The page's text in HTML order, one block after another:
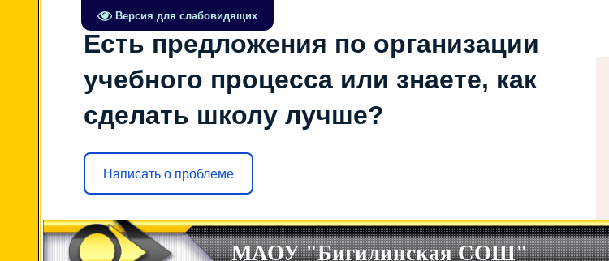
Версия для слабовидящих
Есть предложения по организации
учебного процесса или знаете, как
сделать школу лучше?
Написать о проблеме
МАОУ "Бигилинская СОШ"